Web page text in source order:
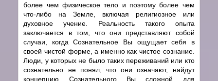
более чем физическое тело и поэтому более чем
что-либо на Земле, включая религиозное или
духовное учение. Реальность такого опыта
заключается в том, что они представляют собой
случаи, когда Сознательное Вы ощущает себя в
своей чистой форме, а именно как чистое сознание.
Люди, у которых не было таких переживаний или кто
сознательно не понял, что они означают, найдут
концепцию Сознательного Вы сложной для